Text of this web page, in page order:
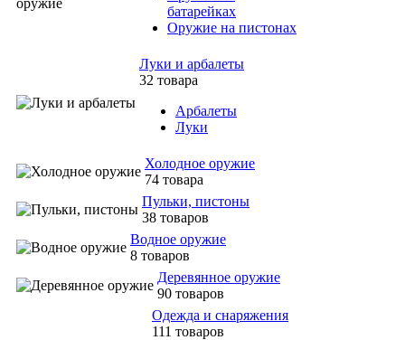
батарейках
Оружие на пистонах
Луки и арбалеты
32 товара
Арбалеты
Луки
Холодное оружие
74 товара
Пульки, пистоны
38 товаров
Водное оружие
8 товаров
Деревянное оружие
90 товаров
Одежда и снаряжения
111 товаров